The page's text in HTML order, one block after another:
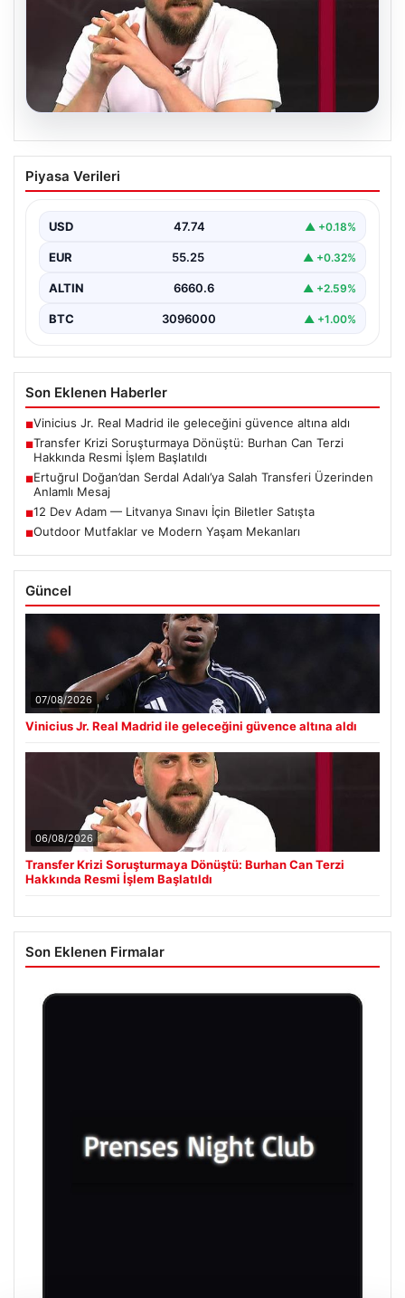
06.08.2026
Transfer Krizi Soruşturmaya Dönüştü:
Burhan Can Terzi Hakkında Resmi İşlem
Galatasaray Spor Kulübü, gerçekleştirilen transfer
iddialar nedeniyle…
Piyasa Verileri
USD 47.74 ▲ +0.18%
EUR 55.25 ▲ +0.32%
ALTIN 6660.6 ▲ +2.59%
BTC 3096000 ▲ +1.00%
Son Eklenen Haberler
■Vinicius Jr. Real Madrid ile geleceğini güvence altına aldı
■Transfer Krizi Soruşturmaya Dönüştü: Burhan Can Terzi
Hakkında Resmi İşlem Başlatıldı
■Ertuğrul Doğan’dan Serdal Adalı’ya Salah Transferi Üzerinden
Anlamlı Mesaj
■12 Dev Adam — Litvanya Sınavı İçin Biletler Satışta
■Outdoor Mutfaklar ve Modern Yaşam Mekanları
Güncel
07/08/2026
Vinicius Jr. Real Madrid ile geleceğini güvence altına aldı
06/08/2026
Transfer Krizi Soruşturmaya Dönüştü: Burhan Can Terzi
Hakkında Resmi İşlem Başlatıldı
Son Eklenen Firmalar